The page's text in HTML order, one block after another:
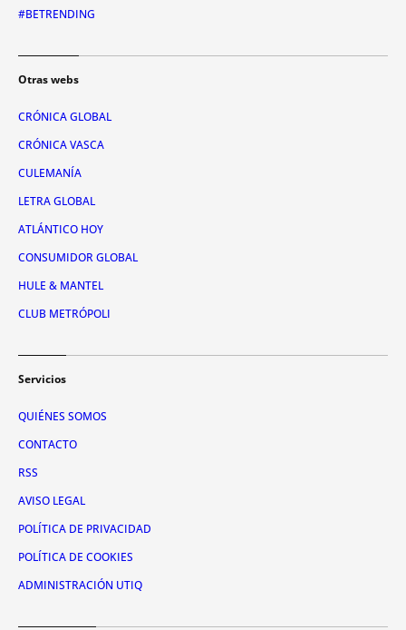
#BETRENDING
Otras webs
CRÓNICA GLOBAL
CRÓNICA VASCA
CULEMANÍA
LETRA GLOBAL
ATLÁNTICO HOY
CONSUMIDOR GLOBAL
HULE & MANTEL
CLUB METRÓPOLI
Servicios
QUIÉNES SOMOS
CONTACTO
RSS
AVISO LEGAL
POLÍTICA DE PRIVACIDAD
POLÍTICA DE COOKIES
ADMINISTRACIÓN UTIQ